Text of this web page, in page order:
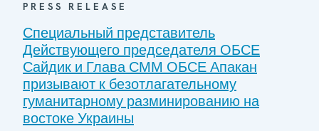
PRESS RELEASE
Специальный представитель
Действующего председателя ОБСЕ
Сайдик и Глава СММ ОБСЕ Апакан
призывают к безотлагательному
гуманитарному разминированию на
востоке Украины